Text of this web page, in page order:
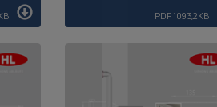
PDF 1093,2KB